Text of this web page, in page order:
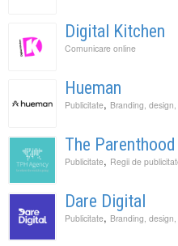
Digital Kitchen
Comunicare online
Hueman
Publicitate, Branding,
The Parenthood
Publicitate, Regii de
Dare Digital
Publicitate, Branding,